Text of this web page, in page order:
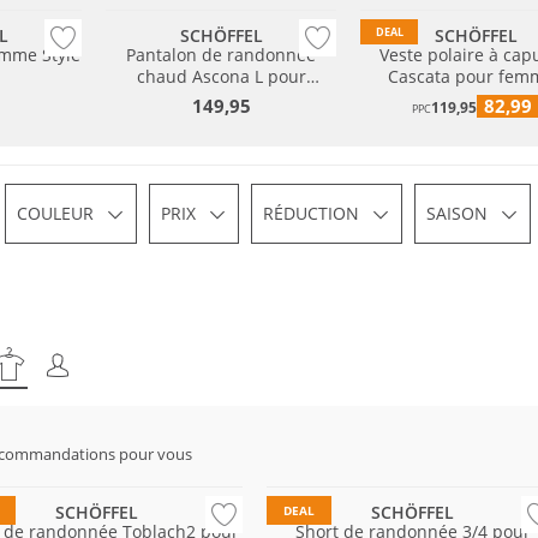
Style
SCHÖFFEL
Pantalon de randonnée
chaud Ascona L pour
femmes
149,95
DEAL
SCHÖFFEL
Veste polaire à
Cascata pour
PPC119,95 82,99
COULEUR PRIX RÉDUCTION SAISON
pour vous
tailles
SCHÖFFEL
randonnée Toblach2 pour
DEAL
SCHÖFFEL
Short de randonnée 3/4 pour